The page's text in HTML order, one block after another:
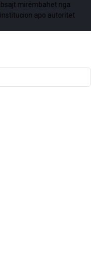
mirëmbahet nga
apo autoritet